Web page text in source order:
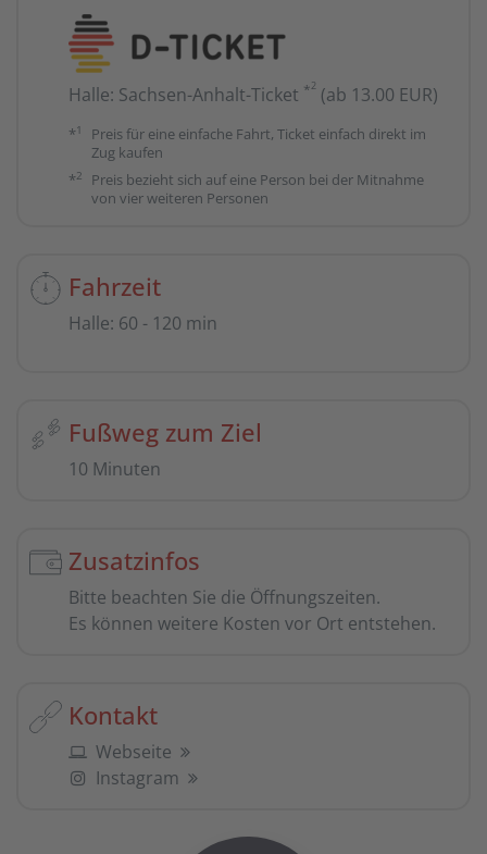
Halle: Sachsen-Anhalt-Ticket *2 (ab 13.00 EUR)
*1
Preis für eine einfache Fahrt, Ticket einfach direkt im
Zug kaufen
*2
Preis bezieht sich auf eine Person bei der Mitnahme
von vier weiteren Personen
Fahrzeit
Halle: 60 - 120 min
Fußweg zum Ziel
10 Minuten
Zusatzinfos
Bitte beachten Sie die Öffnungszeiten.
Es können weitere Kosten vor Ort entstehen.
Kontakt
Webseite
Instagram